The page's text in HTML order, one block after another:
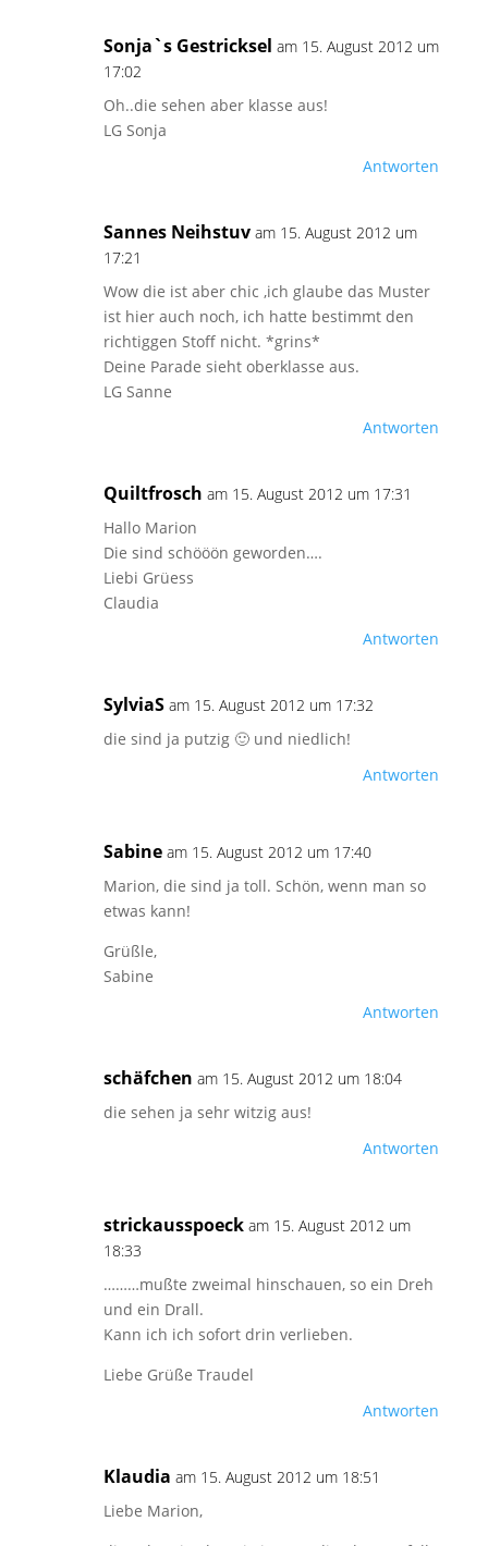
Sonja`s Gestricksel am 15. August 2012 um
17:02
Oh..die sehen aber klasse aus!
LG Sonja
Antworten
Sannes Neihstuv am 15. August 2012 um
17:21
Wow die ist aber chic ,ich glaube das Muster
ist hier auch noch, ich hatte bestimmt den
richtiggen Stoff nicht. *grins*
Deine Parade sieht oberklasse aus.
LG Sanne
Antworten
Quiltfrosch am 15. August 2012 um 17:31
Hallo Marion
Die sind schööön geworden….
Liebi Grüess
Claudia
Antworten
SylviaS am 15. August 2012 um 17:32
die sind ja putzig 🙂 und niedlich!
Antworten
Sabine am 15. August 2012 um 17:40
Marion, die sind ja toll. Schön, wenn man so
etwas kann!
Grüßle,
Sabine
Antworten
schäfchen am 15. August 2012 um 18:04
die sehen ja sehr witzig aus!
Antworten
strickausspoeck am 15. August 2012 um
18:33
………mußte zweimal hinschauen, so ein Dreh
und ein Drall.
Kann ich ich sofort drin verlieben.
Liebe Grüße Traudel
Antworten
Klaudia am 15. August 2012 um 18:51
Liebe Marion,